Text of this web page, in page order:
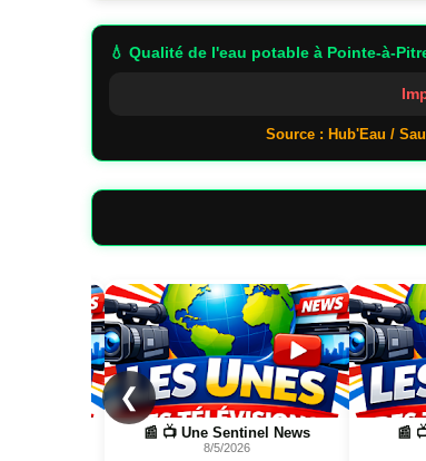
💧 Qualité de l'eau potable à Pointe-à-
Source : Hub'Eau /
❮
Page
📰 📺 Une Marc Touati
8/5/2026
Page
📰 📺 Une